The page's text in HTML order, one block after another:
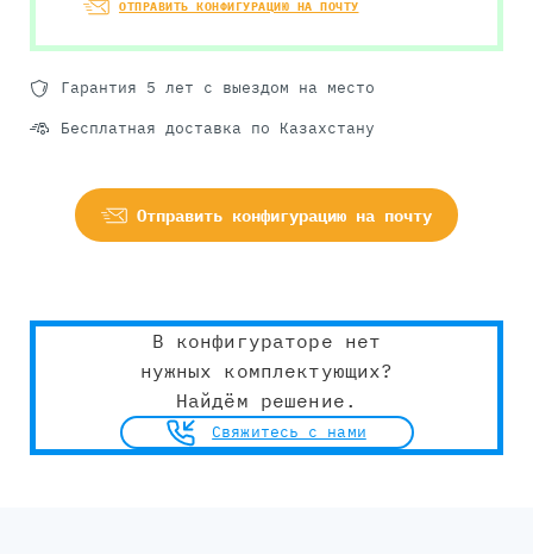
ОТПРАВИТЬ КОНФИГУРАЦИЮ НА ПОЧТУ
Гарантия 5 лет с выездом на место
Бесплатная доставка по Казахстану
Отправить конфигурацию на почту
В конфигураторе нет
нужных комплектующих?
Найдём решение.
Свяжитесь с нами